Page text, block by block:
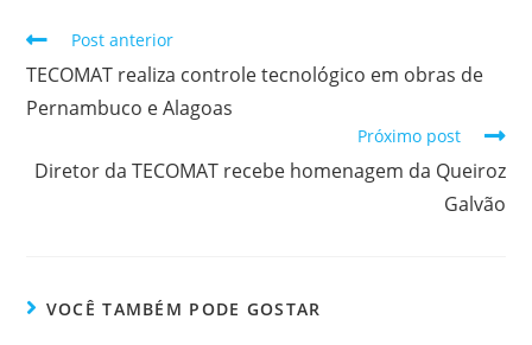
Post anterior
TECOMAT realiza controle tecnológico em obras de
Pernambuco e Alagoas
Próximo post
Diretor da TECOMAT recebe homenagem da Queiroz
Galvão
VOCÊ TAMBÉM PODE GOSTAR